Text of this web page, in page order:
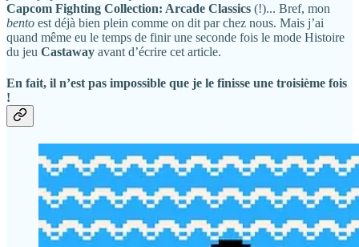
Capcom Fighting Collection: Arcade Classics (!)... Bref, mon
bento est déjà bien plein comme on dit par chez nous. Mais j’ai
quand même eu le temps de finir une seconde fois le mode Histoire
du jeu Castaway avant d’écrire cet article.
En fait, il n’est pas impossible que je le finisse une troisième fois
!